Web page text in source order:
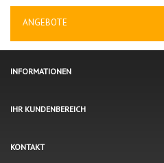
ANGEBOTE
INFORMATIONEN
IHR KUNDENBEREICH
KONTAKT